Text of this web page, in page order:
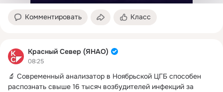
Комментировать Класс
Красный Север (ЯНАО)
08:25
🔬 Современный анализатор в Ноябрьской ЦГБ способен
распознать свыше 16 тысяч возбудителей инфекций за